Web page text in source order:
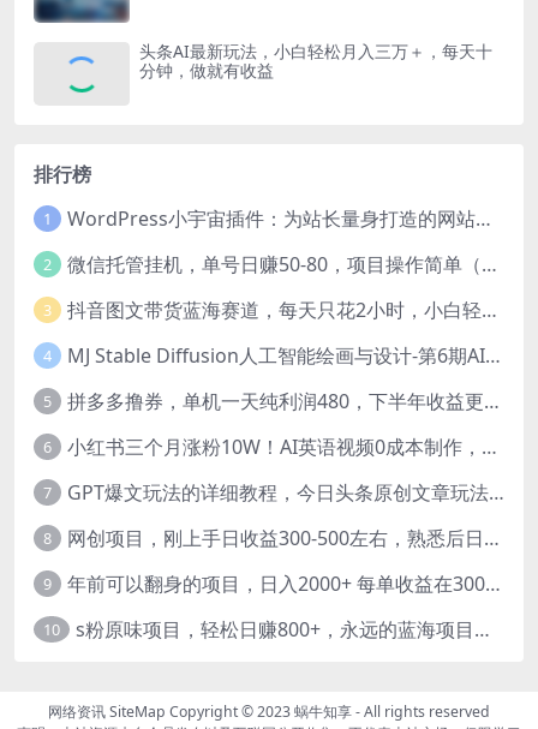
头条AI最新玩法，小白轻松月入三万＋，每天十
分钟，做就有收益
排行榜
1 WordPress小宇宙插件：为站长量身打造的网站性能与SEO优化插件
2 微信托管挂机，单号日赚50-80，项目操作简单（附无限注册实名微信号教程）
3 抖音图文带货蓝海赛道，每天只花2小时，小白轻松过万
4 MJ Stable Diffusion人工智能绘画与设计-第6期AIGC课程（35节）
5 拼多多撸券，单机一天纯利润480，下半年收益更高，不限设备，不限IP。
6 小红书三个月涨粉10W！AI英语视频0成本制作，每天轻松日入2000+
7 GPT爆文玩法的详细教程，今日头条原创文章玩法实操讲解，简单操作月入5000
8 网创项目，刚上手日收益300-500左右，熟悉后日收益1500-3000
9 年前可以翻身的项目，日入2000+ 每单收益在300-3000之间，利润空间非常的大
10 s粉原味项目，轻松日赚800+，永远的蓝海项目，无脑操作也能直接出单 人...
网络资讯SiteMap Copyright © 2023蜗牛知享- All rights reserved